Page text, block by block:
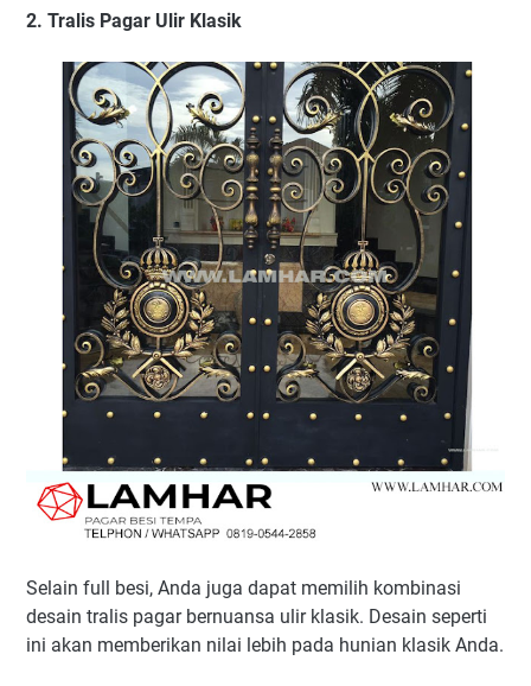
2. Tralis Pagar Ulir Klasik
Selain full besi, Anda juga dapat memilih kombinasi
desain tralis pagar bernuansa ulir klasik. Desain seperti
ini akan memberikan nilai lebih pada hunian klasik Anda.